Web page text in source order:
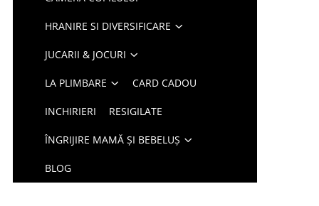
HRANIRE SI DIVERSIFICARE
JUCARII & JOCURI
LA PLIMBARE CARD CADOU
INCHIRIERI RESIGILATE
ÎNGRIJIRE MAMĂ ȘI BEBELUȘ
BLOG